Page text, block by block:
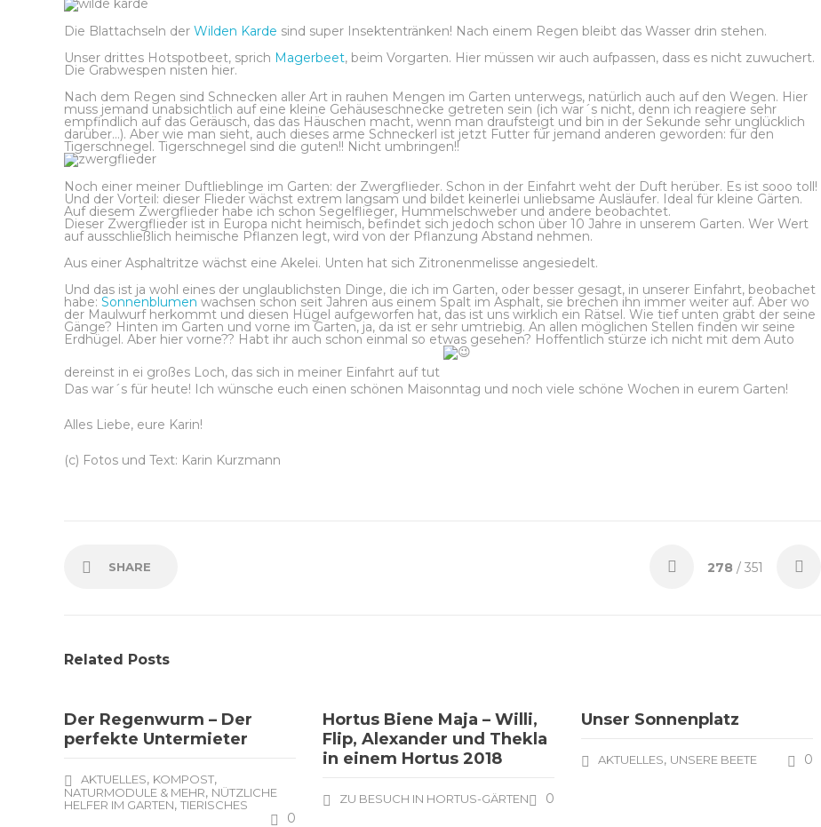
Die Blattachseln der Wilden Karde sind super Insektentränken! Nach einem Regen bleibt das Wasser drin stehen.
Unser drittes Hotspotbeet, sprich Magerbeet, beim Vorgarten. Hier müssen wir auch aufpassen, dass es nicht zuwuchert.
Die Grabwespen nisten hier.
Nach dem Regen sind Schnecken aller Art in rauhen Mengen im Garten unterwegs, natürlich auch auf den Wegen. Hier
muss jemand unabsichtlich auf eine kleine Gehäuseschnecke getreten sein (ich war´s nicht, denn ich reagiere sehr
empfindlich auf das Geräusch, das das Häuschen macht, wenn man draufsteigt und bin in der Sekunde sehr unglücklich
darüber…). Aber wie man sieht, auch dieses arme Schneckerl ist jetzt Futter für jemand anderen geworden: für den
Tigerschnegel. Tigerschnegel sind die guten!! Nicht umbringen!!
Noch einer meiner Duftlieblinge im Garten: der Zwergflieder. Schon in der Einfahrt weht der Duft herüber. Es ist sooo toll!
Und der Vorteil: dieser Flieder wächst extrem langsam und bildet keinerlei unliebsame Ausläufer. Ideal für kleine Gärten.
Auf diesem Zwergflieder habe ich schon Segelflieger, Hummelschweber und andere beobachtet.
Dieser Zwergflieder ist in Europa nicht heimisch, befindet sich jedoch schon über 10 Jahre in unserem Garten. Wer Wert
auf ausschließlich heimische Pflanzen legt, wird von der Pflanzung Abstand nehmen.
Aus einer Asphaltritze wächst eine Akelei. Unten hat sich Zitronenmelisse angesiedelt.
Und das ist ja wohl eines der unglaublichsten Dinge, die ich im Garten, oder besser gesagt, in unserer Einfahrt, beobachet
habe: Sonnenblumen wachsen schon seit Jahren aus einem Spalt im Asphalt, sie brechen ihn immer weiter auf. Aber wo
der Maulwurf herkommt und diesen Hügel aufgeworfen hat, das ist uns wirklich ein Rätsel. Wie tief unten gräbt der seine
Gänge? Hinten im Garten und vorne im Garten, ja, da ist er sehr umtriebig. An allen möglichen Stellen finden wir seine
Erdhügel. Aber hier vorne?? Habt ihr auch schon einmal so etwas gesehen? Hoffentlich stürze ich nicht mit dem Auto
dereinst in ei großes Loch, das sich in meiner Einfahrt auf tut
Das war´s für heute! Ich wünsche euch einen schönen Maisonntag und noch viele schöne Wochen in eurem Garten!
Alles Liebe, eure Karin!
(c) Fotos und Text: Karin Kurzmann
SHARE 278 / 351
Related Posts
Der Regenwurm – Der
perfekte Untermieter
AKTUELLES, KOMPOST,
NATURMODULE & MEHR, NÜTZLICHE
HELFER IM GARTEN, TIERISCHES
0
Hortus Biene Maja – Willi,
Flip, Alexander und Thekla
in einem Hortus 2018
ZU BESUCH IN HORTUS-GÄRTEN 0
Unser Sonnenplatz
AKTUELLES, UNSERE BEETE 0